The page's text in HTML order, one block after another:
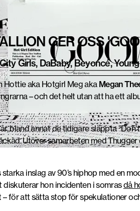
GER OSS
Girls, DaBaby, Beyoncé,
Hottie aka Hotgirl Meg aka Megan
– och det helt utan att ha ett
bland annat de tidigare släppta
Utöver samarbeten med
inslag av 90’s hiphop med en
diskuterar hon incidenten i somrasdå
för att sätta stop för spekulationer